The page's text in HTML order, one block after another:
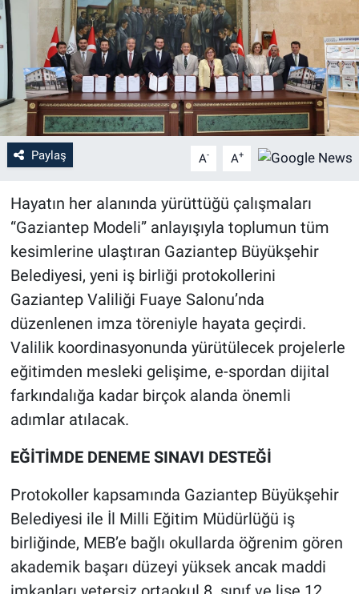
Paylaş A- A+
Hayatın her alanında yürüttüğü çalışmaları
“Gaziantep Modeli” anlayışıyla toplumun tüm
kesimlerine ulaştıran Gaziantep Büyükşehir
Belediyesi, yeni iş birliği protokollerini
Gaziantep Valiliği Fuaye Salonu’nda
düzenlenen imza töreniyle hayata geçirdi.
Valilik koordinasyonunda yürütülecek projelerle
eğitimden mesleki gelişime, e-spordan dijital
farkındalığa kadar birçok alanda önemli
adımlar atılacak.
EĞİTİMDE DENEME SINAVI DESTEĞİ
Protokoller kapsamında Gaziantep Büyükşehir
Belediyesi ile İl Milli Eğitim Müdürlüğü iş
birliğinde, MEB’e bağlı okullarda öğrenim gören
akademik başarı düzeyi yüksek ancak maddi